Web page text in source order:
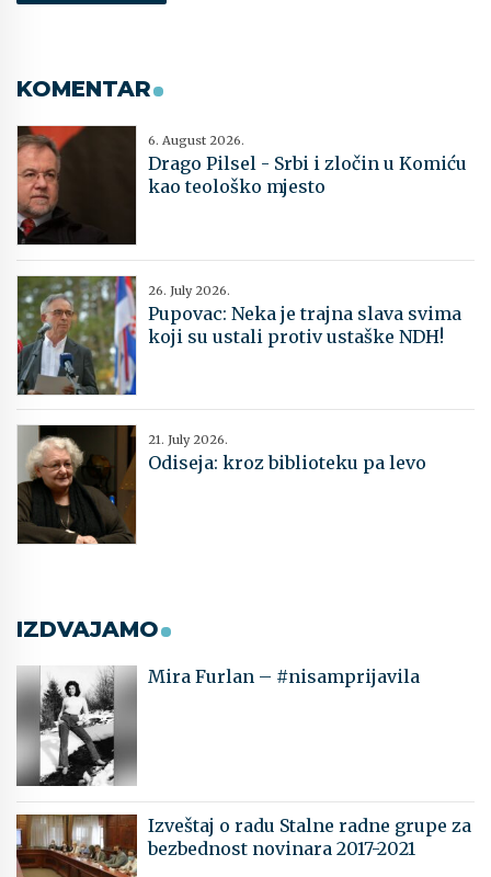
KOMENTAR
6. August 2026.
Drago Pilsel - Srbi i zločin u Komiću
kao teološko mjesto
26. July 2026.
Pupovac: Neka je trajna slava svima
koji su ustali protiv ustaške NDH!
21. July 2026.
Odiseja: kroz biblioteku pa levo
IZDVAJAMO
Mira Furlan – #nisamprijavila
Izveštaj o radu Stalne radne grupe za
bezbednost novinara 2017-2021